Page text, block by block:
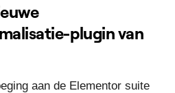
plugin van
aan de Elementor suite